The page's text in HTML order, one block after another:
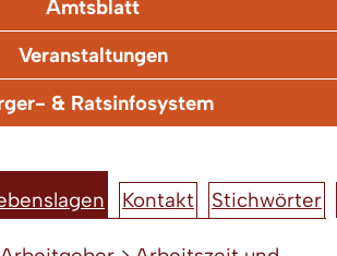
Amtsblatt
Veranstaltungen
& Ratsinfosystem
Kontakt Stichwörter